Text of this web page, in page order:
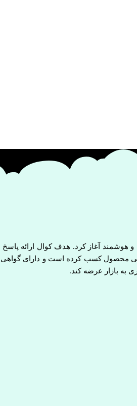
و هوشمند آغاز کرد. هدف کوال ارائه
به بازار عرضه کند.